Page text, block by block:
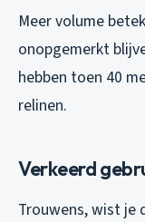
Meer volume
onopgemerkt
hebben toen 40
relinen.
Verkeerd
Trouwens, wist je